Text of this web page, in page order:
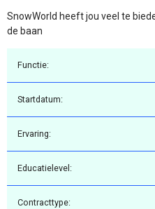
SnowWorld heeft jou veel te
de baan
Functie:
Startdatum:
Ervaring:
Educatielevel:
Contracttype: